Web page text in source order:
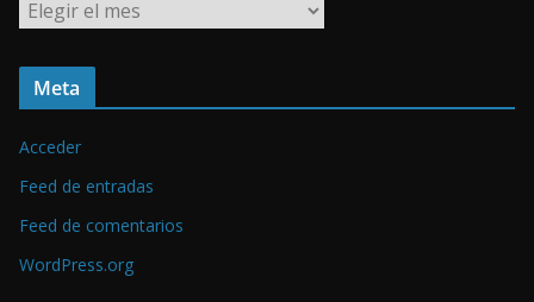
r
c
v
o
s
Meta
Acceder
Feed de entradas
Feed de comentarios
WordPress.org